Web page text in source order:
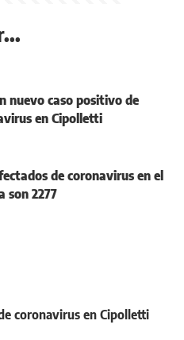
nuevo caso positivo de
en Cipolletti
de coronavirus en el
son 2277
coronavirus en Cipolletti